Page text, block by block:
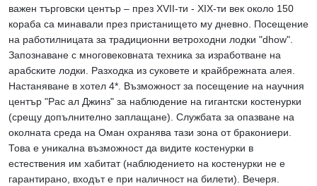
важен търговски център – през XVII-ти - XIX-ти век около 150
кораба са минавали през пристанището му дневно. Посещение
на работилницата за традиционни ветроходни лодки "dhow".
Запознаване с многовековната техника за изработване на
арабските лодки. Разходка из суковете и крайбрежната алея.
Настаняване в хотел 4*. Възможност за посещение на научния
център "Рас ал Джинз" за наблюдение на гигантски костенурки
(срещу допълнително заплащане). Службата за опазване на
околната среда на Оман охранява тази зона от бракониери.
Това е уникална възможност да видите костенурки в
естествения им хабитат (наблюдението на костенурки не е
гарантирано, входът е при наличност на билети). Вечеря.